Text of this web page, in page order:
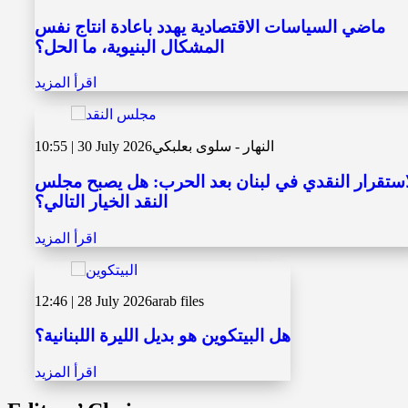
ماضي السياسات الاقتصادية يهدد باعادة انتاج نفس
المشكال البنيوية، ما الحل؟
اقرأ المزيد
10:55 | 30 July 2026النهار - سلوى بعلبكي
النقدي في لبنان بعد الحرب: هل يصبح مجلس
النقد الخيار التالي؟
اقرأ المزيد
12:46 | 28 July 2026arab files
هل البيتكوين هو بديل الليرة اللبنانية؟
اقرأ المزيد